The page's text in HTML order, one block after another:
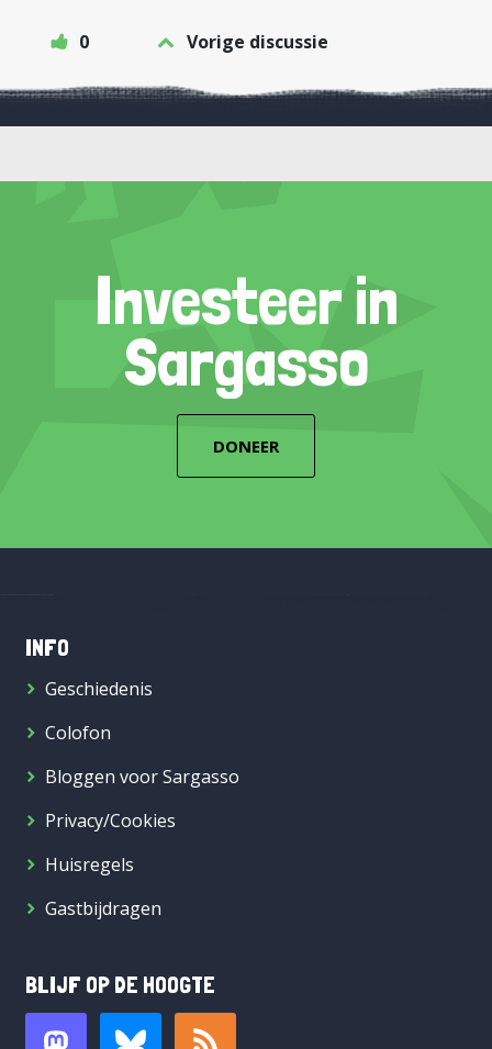
0 Vorige discussie
Investeer in
Sargasso
DONEER
INFO
Geschiedenis
Colofon
Bloggen voor Sargasso
Privacy/Cookies
Huisregels
Gastbijdragen
BLIJF OP DE HOOGTE